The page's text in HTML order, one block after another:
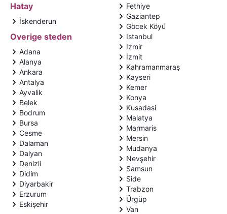
Hatay
İskenderun
Overige steden
Adana
Alanya
Ankara
Antalya
Ayvalik
Belek
Bodrum
Bursa
Cesme
Dalaman
Dalyan
Denizli
Didim
Diyarbakir
Erzurum
Eskişehir
Fethiye
Gaziantep
Göcek Köyü
Istanbul
Izmir
İzmit
Kahramanmaraş
Kayseri
Kemer
Konya
Kusadasi
Malatya
Marmaris
Mersin
Mudanya
Nevşehir
Samsun
Side
Trabzon
Ürgüp
Van